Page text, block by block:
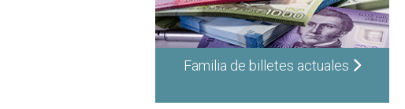
Familia de billetes actuales